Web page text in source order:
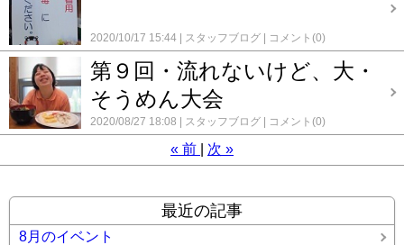
2020/10/17 15:44 スタッフブログ コメント(0)
第９回・流れないけど、大・
そうめん大会
2020/08/27 18:08 スタッフブログ コメント(0)
« 前 次 »
最近の記事
8月のイベント